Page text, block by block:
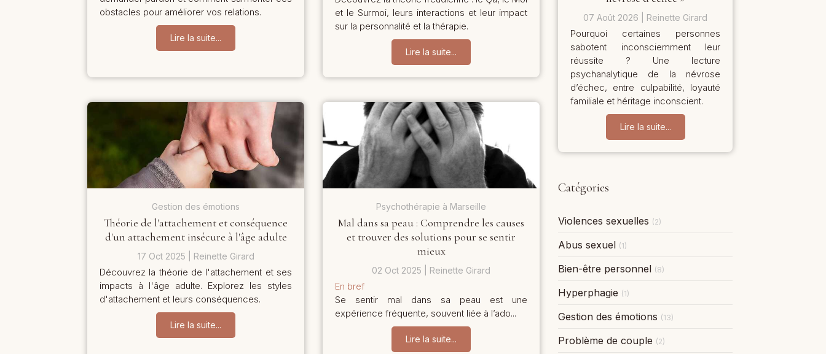
obstacles pour améliorer vos relations.
Lire la suite...
et le Surmoi, leurs interactions et leur impact
sur la personnalité et la thérapie.
Lire la suite...
Gestion des émotions
Théorie de l'attachement et conséquence
d'un attachement insécure à l'âge adulte
17 Oct 2025 Reinette Girard
Découvrez la théorie de l'attachement et ses
impacts à l'âge adulte. Explorez les styles
d'attachement et leurs conséquences.
Lire la suite...
Psychothérapie à Marseille
Mal dans sa peau : Comprendre les causes
et trouver des solutions pour se sentir
mieux
02 Oct 2025 Reinette Girard
En bref
Se sentir mal dans sa peau est une
expérience fréquente, souvent liée à l’ado...
Lire la suite...
07 Août 2026 Reinette Girard
Pourquoi certaines personnes
sabotent inconsciemment leur
réussite ? Une lecture
psychanalytique de la névrose
d’échec, entre culpabilité, loyauté
familiale et héritage inconscient.
Lire la suite...
Catégories
Violences sexuelles (2)
Abus sexuel (1)
Bien-être personnel (8)
Hyperphagie (1)
Gestion des émotions (13)
Problème de couple (2)